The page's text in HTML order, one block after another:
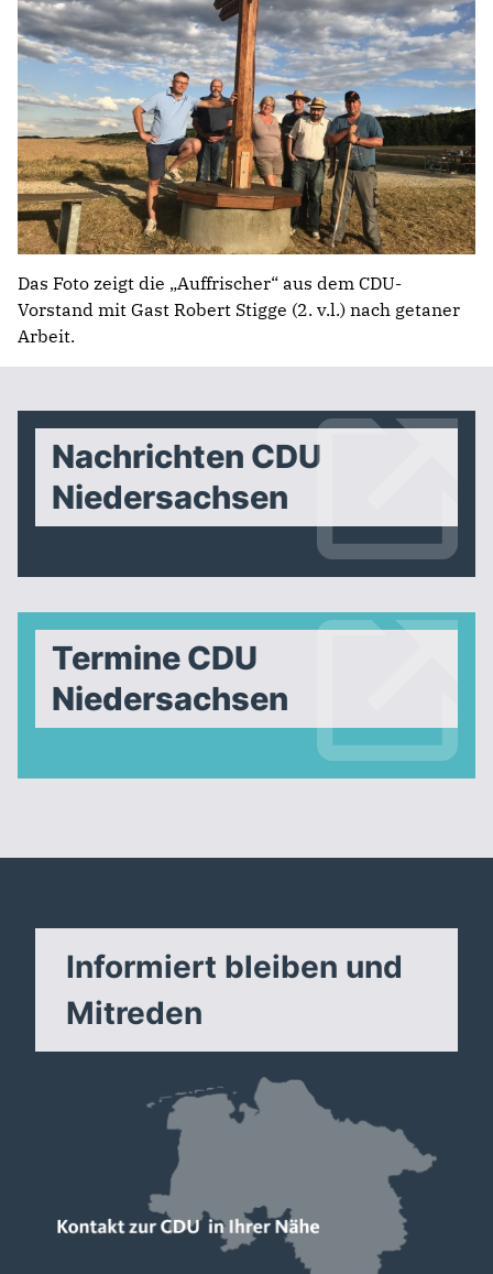
Das Foto zeigt die „Auffrischer“ aus dem CDU-
Vorstand mit Gast Robert Stigge (2. v.l.) nach getaner
Arbeit.
Nachrichten CDU
Niedersachsen
Termine CDU
Niedersachsen
Informiert bleiben und
Mitreden